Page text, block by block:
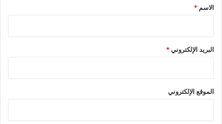
*
الاسم *
البريد الإلكتروني*
الموقع الإلكتروني